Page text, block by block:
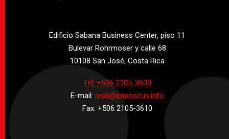
Edificio Sabana Business Center, piso 11
Bulevar Rohrmoser y calle 68
10108 San José, Costa Rica
Tel: +506 2105-3600
E-mail: mail@impositus.info
Fax: +506 2105-3610